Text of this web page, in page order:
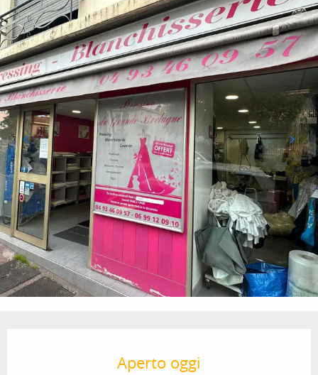
Aperto oggi